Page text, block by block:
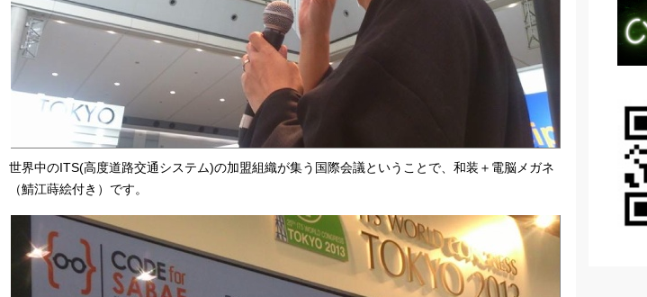
世界中のITS(高度道路交通システム)の加盟組織が集う国際会議ということで、和装＋電脳メガネ
（鯖江蒔絵付き）です。